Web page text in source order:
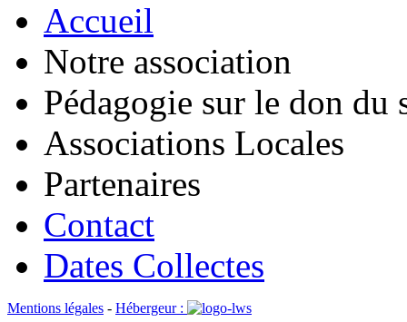
Accueil
Notre association
Pédagogie sur le don du
Associations Locales
Partenaires
Contact
Dates Collectes
Mentions légales - Hébergeur :